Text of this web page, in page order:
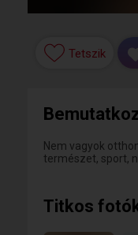
Tetszik
Nem vagyok
természet, sport,
Titkos